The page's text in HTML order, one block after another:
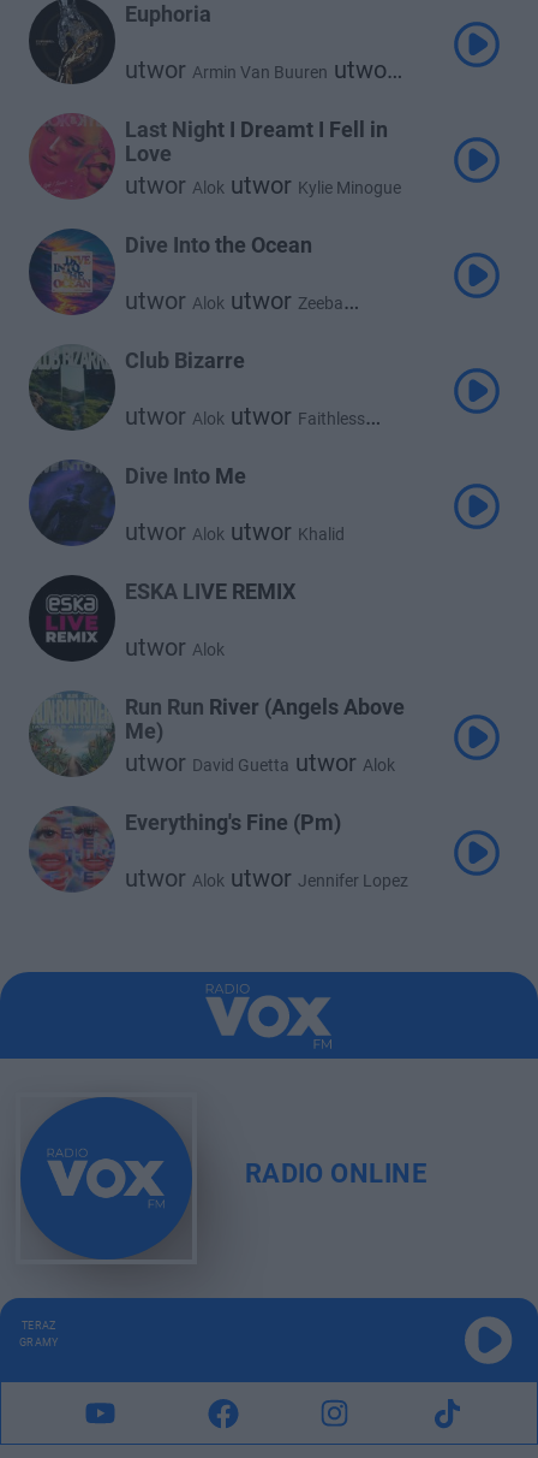
Euphoria
utwor Armin Van Buuren utwor
Last Night I Dreamt I Fell in
Love
utwor Alok utwor Kylie Minogue
Dive Into the Ocean
utwor Alok utwor Zeeba
Club Bizarre
utwor Alok utwor Faithless
Alex Christensen
Dive Into Me
utwor Alok utwor Khalid
ESKA LIVE REMIX
utwor Alok
Run Run River (Angels Above
Me)
utwor David Guetta utwor Alok
Everything's Fine (Pm)
utwor Alok utwor Jennifer Lopez
RADIO ONLINE
TERAZ
GRAMY